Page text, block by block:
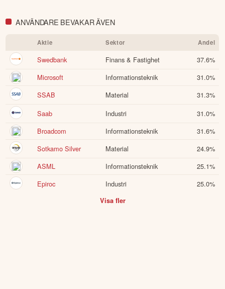
ANVÄNDARE BEVAKAR ÄVEN
Aktie Sektor Andel
Swedbank Finans & Fastighet 37.6%
Microsoft
Informationsteknik 31.0%
SSAB
Material 31.3%
Saab
Industri 31.0%
Broadcom
Informationsteknik 31.6%
Sotkamo Silver
Material 24.9%
ASML
Informationsteknik 25.1%
Epiroc
Industri 25.0%
Visa fler